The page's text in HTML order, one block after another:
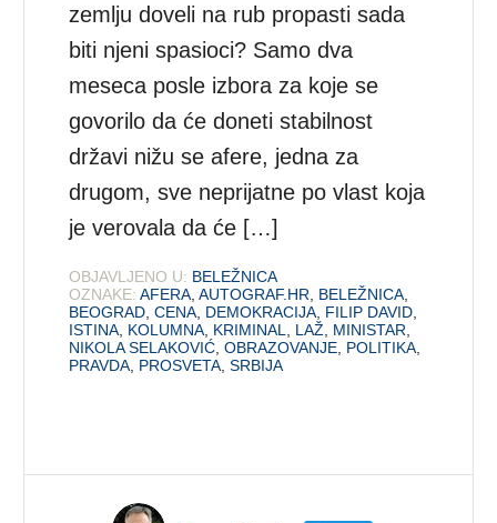
zemlju doveli na rub propasti sada
biti njeni spasioci? Samo dva
meseca posle izbora za koje se
govorilo da će doneti stabilnost
državi nižu se afere, jedna za
drugom, sve neprijatne po vlast koja
je verovala da će […]
OBJAVLJENO U: BELEŽNICA
OZNAKE: AFERA ,AUTOGRAF.HR BELEŽNICA
BEOGRAD ,CENA DEMOKRACIJA FILIP DAVID
ISTINA KOLUMNA KRIMINAL LAŽ MINISTAR
NIKOLA SELAKOVIĆ ,OBRAZOVANJE POLITIKA
PRAVDA PROSVETA ,SRBIJA